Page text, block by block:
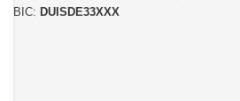
BIC: DUISDE33XXX